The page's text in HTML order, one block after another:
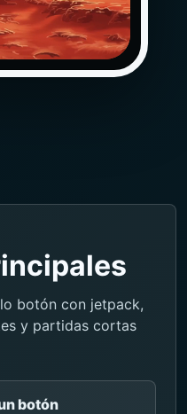
botón con jetpack,
y partidas cortas
botón